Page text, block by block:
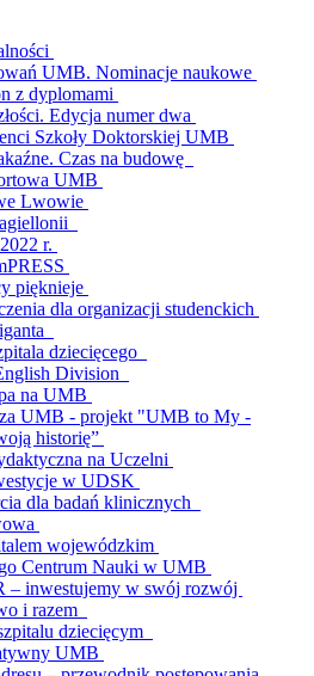
UMB. Nominacje naukowe
z dyplomami
Edycja numer dwa
Szkoły Doktorskiej UMB
Czas na budowę
UMB
Lwowie
r.
pięknieje
dla organizacji studenckich
dziecięcego
Division
na UMB
UMB - projekt "UMB to My -
historię”
na Uczelni
w UDSK
dla badań klinicznych
wojewódzkim
Centrum Nauki w UMB
– inwestujemy w swój rozwój
i razem
dziecięcym
UMB